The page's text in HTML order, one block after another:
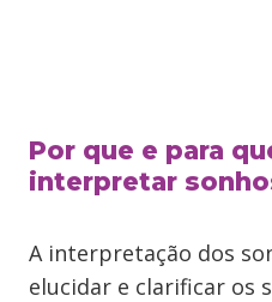
Por que e para
interpretar
A interpretação dos
elucidar e clarificar os